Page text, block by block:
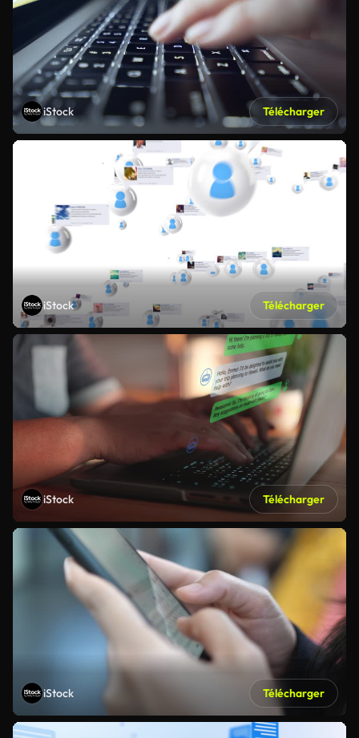
iStock Télécharger
iStock Télécharger
iStock Télécharger
iStock Télécharger